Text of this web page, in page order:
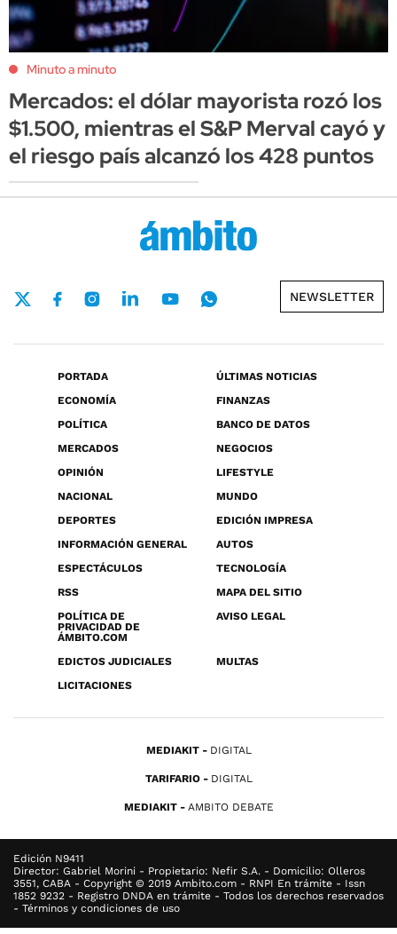
Minuto a minuto
Mercados: el dólar mayorista rozó los
$1.500, mientras el S&P Merval cayó y
el riesgo país alcanzó los 428 puntos
NEWSLETTER
PORTADA
ÚLTIMAS NOTICIAS
ECONOMÍA
FINANZAS
POLÍTICA
BANCO DE DATOS
MERCADOS
NEGOCIOS
OPINIÓN
LIFESTYLE
NACIONAL
MUNDO
DEPORTES
EDICIÓN IMPRESA
INFORMACIÓN GENERAL
AUTOS
ESPECTÁCULOS
TECNOLOGÍA
RSS
MAPA DEL SITIO
POLÍTICA DE
PRIVACIDAD DE
ÁMBITO.COM
AVISO LEGAL
EDICTOS JUDICIALES
MULTAS
LICITACIONES
MEDIAKIT DIGITAL
TARIFARIO DIGITAL
MEDIAKIT AMBITO DEBATE
Edición N9411
Director: Gabriel Morini - Propietario: Nefir S.A. - Domicilio: Olleros
3551, CABA - Copyright © 2019 Ambito.com - RNPI En trámite - Issn
1852 9232 - Registro DNDA en trámite - Todos los derechos reservados
- Términos y condiciones de uso